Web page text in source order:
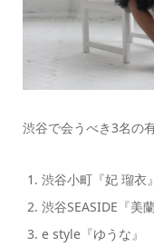
渋谷で会うべき3名の
渋谷小町『妃 瑠衣』
渋谷SEASIDE『美蘭
e style『ゆうな』